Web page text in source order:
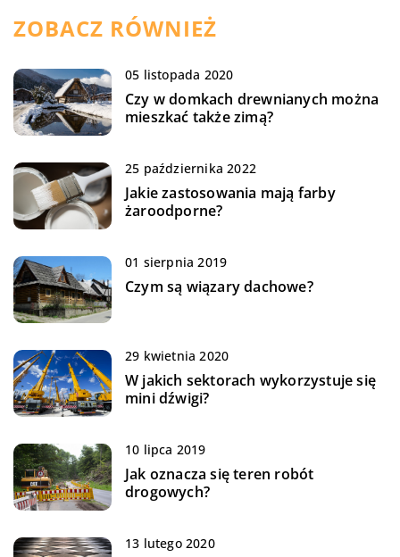
ZOBACZ RÓWNIEŻ
05 listopada 2020
Czy w domkach drewnianych można
mieszkać także zimą?
25 października 2022
Jakie zastosowania mają farby
żaroodporne?
01 sierpnia 2019
Czym są wiązary dachowe?
29 kwietnia 2020
W jakich sektorach wykorzystuje się
mini dźwigi?
10 lipca 2019
Jak oznacza się teren robót
drogowych?
13 lutego 2020